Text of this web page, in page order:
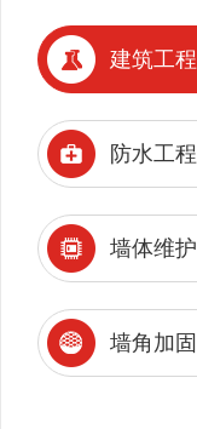
建筑工程
防水工程
墙体维护
墙角加固